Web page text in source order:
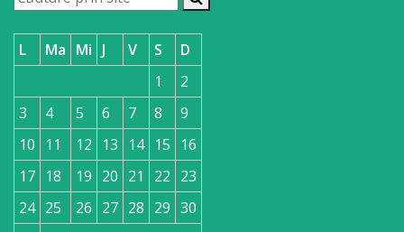
L Ma Mi J V S
D
1
2
3
4 5 6 7 8
9
10
11 12 13 14 15
16
17 18 19 20 21 22 23
24 25 26 27 28 29 30